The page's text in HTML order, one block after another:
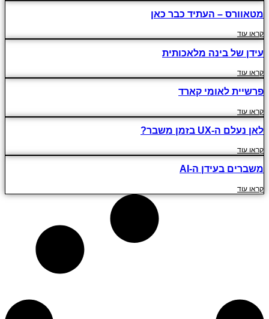
מטאוורס – העתיד כבר כאן
קראו עוד
עידן של בינה מלאכותית
קראו עוד
פרשיית לאומי קארד
קראו עוד
לאן נעלם ה-UX בזמן משבר?
קראו עוד
משברים בעידן ה-AI
קראו עוד